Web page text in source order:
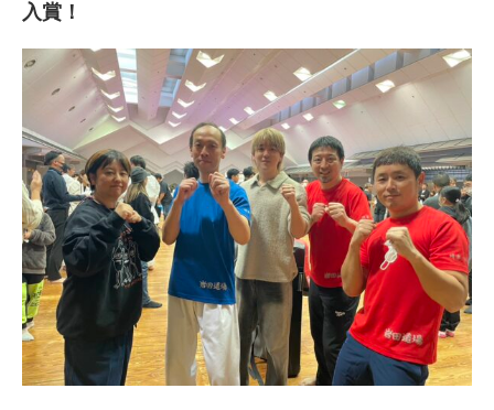
入賞！